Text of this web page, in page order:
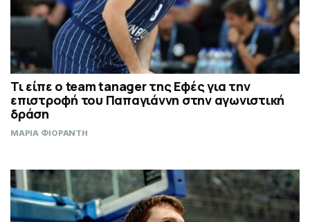
Τι είπε ο team tanager της Εφές για την
επιστροφή του Παπαγιάννη στην αγωνιστική
δράση
ΜΑΡΙΑ ΦΙΟΡΑΝΤΗ